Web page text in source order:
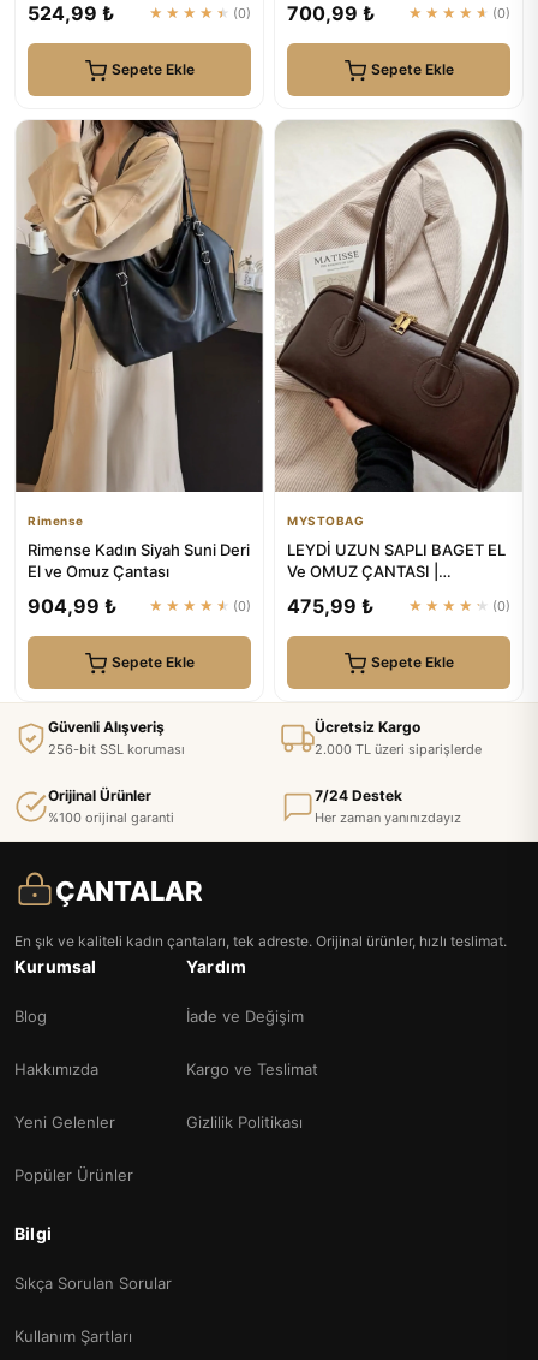
524,99 ₺ ★★★★★ (0)
Sepete Ekle
BAGLOVİS
700,99 ₺ ★★★★★ (0)
Sepete Ekle
Rimense
Rimense Kadın Siyah Suni Deri
El ve Omuz Çantası
904,99 ₺ ★★★★★ (0)
Sepete Ekle
MYSTOBAG
LEYDİ UZUN SAPLI BAGET EL
Ve OMUZ ÇANTASI |
475,99 ₺ ★★★★★ (0)
Sepete Ekle
Güvenli Alışveriş
256-bit SSL koruması
Ücretsiz Kargo
2.000 TL üzeri siparişlerde
Orijinal Ürünler
%100 orijinal garanti
7/24 Destek
Her zaman yanınızdayız
ÇANTALAR
En şık ve kaliteli kadın çantaları, tek adreste. Orijinal ürünler, hızlı teslimat.
Kurumsal
Blog
Hakkımızda
Yeni Gelenler
Popüler Ürünler
Yardım
İade ve Değişim
Kargo ve Teslimat
Gizlilik Politikası
Bilgi
Sıkça Sorulan Sorular
Kullanım Şartları